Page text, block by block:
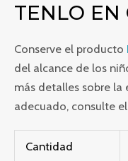
TENLO EN
Conserve el producto
del alcance de los
más detalles sobre
adecuado, consulte
Cantidad